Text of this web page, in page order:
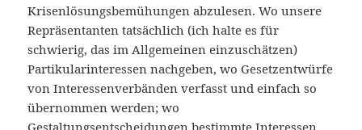
Krisenlösungsbemühungen abzulesen. Wo unsere
Repräsentanten tatsächlich (ich halte es für
schwierig, das im Allgemeinen einzuschätzen)
Partikularinteressen nachgeben, wo Gesetzentwürfe
von Interessenverbänden verfasst und einfach so
übernommen werden; wo
Gestaltungsentscheidungen bestimmte Interessen